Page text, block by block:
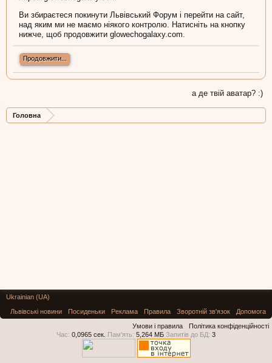
Ви збираєтеся покинути Львівський Форум і перейти на сайт,
над яким ми не маємо ніякого контролю. Натисніть на кнопку
нижче, щоб продовжити glowechogalaxy.com.
Продовжити...
а де твій аватар? :)
Головна
Ukrainian (UA)
Львівські новини
Посиденьки Реклама Правила Зворотній зв'язок
Допомога
Умови і правила
Політика конфіденційності
Час: 0,0965 сек. Пам'ять: 5,264 МБ Запитів до БД: 3